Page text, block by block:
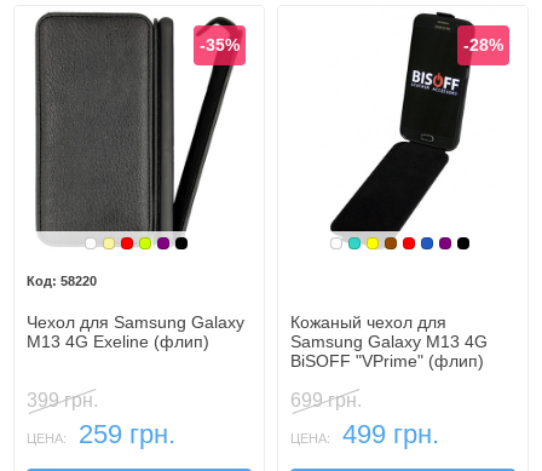
Белый
Золотой
Красный
Лайм
Фиолетовый, темный
Черный
-35%
58220
Чехол для Samsung Galaxy
M13 4G Exeline (флип)
399 грн.
ЦЕНА: 259 грн.
Белый
Бирюзовый
Желтый
Коричневый
Красный
Синий,Черный
-28%
Кожаный чехол для
Samsung Galaxy M13 4G
BiSOFF "VPrime" (флип)
699 грн.
ЦЕНА: 499 грн.